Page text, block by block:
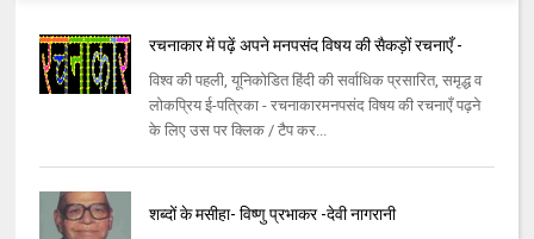
रचनाकार में पढ़ें अपने मनपसंद विषय की सैकड़ों रचनाएँ -
विश्व की पहली, यूनिकोडित हिंदी की सर्वाधिक प्रसारित, समृद्ध व
लोकप्रिय ई-पत्रिका - रचनाकारमनपसंद विषय की रचनाएँ पढ़ने
के लिए उस पर क्लिक / टैप कर...
शब्दों के मसीहा- विष्णु प्रभाकर -देवी नागरानी